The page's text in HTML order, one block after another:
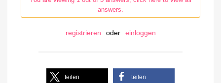
answers.
registrieren oder einloggen
teilen teilen